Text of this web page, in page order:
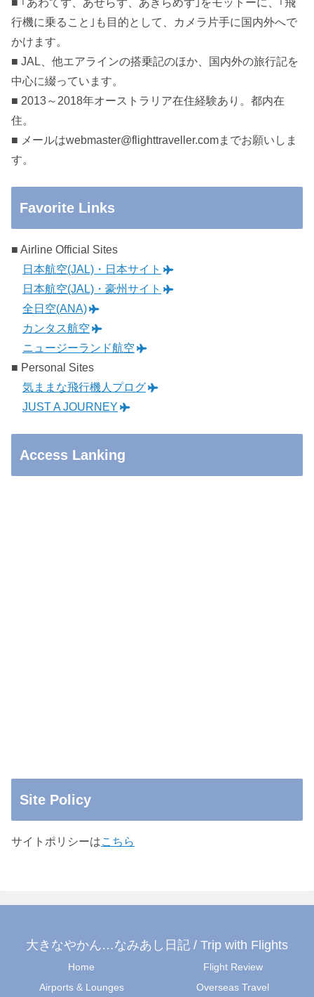
■ ｢あわてず、あせらず、あきらめず｣をモットーに、｢飛
行機に乗ること｣も目的として、カメラ片手に国内外へで
かけます。
■ JAL、他エアラインの搭乗記のほか、国内外の旅行記を
中心に綴っています。
■ 2013～2018年オーストラリア在住経験あり。都内在
住。
■ メールはwebmaster@flighttraveller.comまでお願いしま
す。
Favorite Links
■ Airline Official Sites
日本航空(JAL)・日本サイト
日本航空(JAL)・豪州サイト
全日空(ANA)
カンタス航空
ニュージーランド航空
■ Personal Sites
気ままな飛行機人プログ
JUST A JOURNEY
Access Lanking
Site Policy
サイトポリシーはこちら
大きなやかん…なみあし日記 / Trip with Flights
Home
Flight Review
Airports & Lounges
Overseas Travel